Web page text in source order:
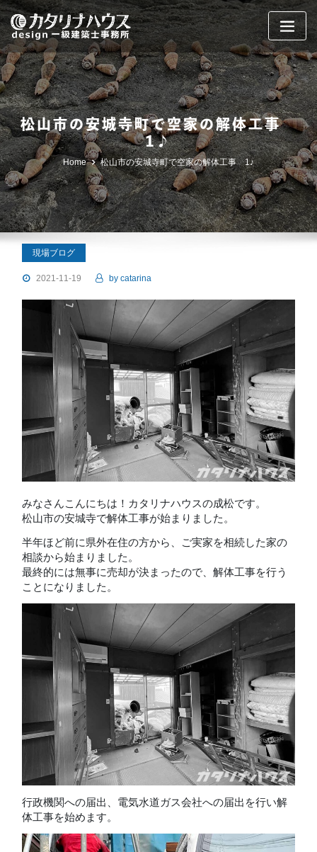
Skip
to
content
松山市の安城寺町で空家の解体工事
1♪
Home 松山市の安城寺町で空家の解体工事 1♪
現場ブログ
2021-11-19 by catarina
みなさんこんにちは！カタリナハウスの成松です。
松山市の安城寺で解体工事が始まりました。
半年ほど前に県外在住の方から、ご実家を相続した家の
相談から始まりました。
最終的には無事に売却が決まったので、解体工事を行う
ことになりました。
行政機関への届出、電気水道ガス会社への届出を行い解
体工事を始めます。